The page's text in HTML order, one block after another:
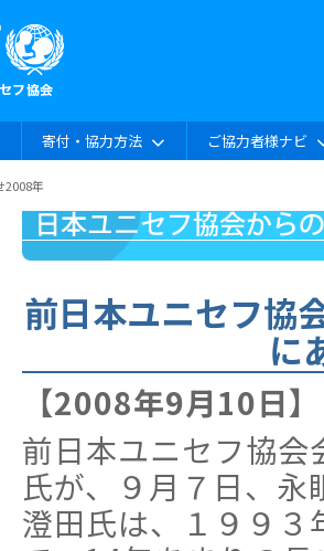
寄付・協力方法 ご協力者様ナビ
2008年
前日本ユニセフ協
に
【2008年9月10日】
前日本ユニセフ協
氏が、９月７日、
澄田氏は、１９９